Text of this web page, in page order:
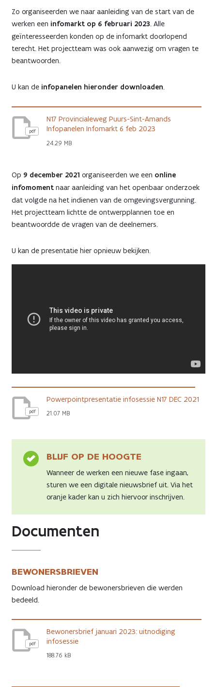
Zo organiseerden we naar aanleiding van de start van de
werken een infomarkt op 6 februari 2023. Alle
geïnteresseerden konden op de infomarkt doorlopend
terecht. Het projectteam was ook aanwezig om vragen te
beantwoorden.
U kan de infopanelen hieronder downloaden
pdf
N17 Provincialeweg Puurs-Sint-Amands
Infopanelen Infomarkt 6 feb 2023
24.29 MB
Op 9 december 2021 organiseerden we een online
infomoment naar aanleiding van het openbaar onderzoek
dat volgde na het indienen van de omgevingsvergunning.
Het projectteam lichtte de ontwerpplannen toe en
beantwoordde de vragen van de deelnemers.
U kan de presentatie hier opnieuw bekijken.
pdf
Powerpointpresentatie infosessie N17 DEC 2021
21.07 MB
BLIJF OP DE HOOGTE
Wanneer de werken een nieuwe fase ingaan,
sturen we een digitale nieuwsbrief uit. Via het
oranje kader kan u zich hiervoor inschrijven.
Documenten
BEWONERSBRIEVEN
Download hieronder de bewonersbrieven die werden
bedeeld.
pdf
Bewonersbrief januari 2023: uitnodiging
infosessie
188.76 kB